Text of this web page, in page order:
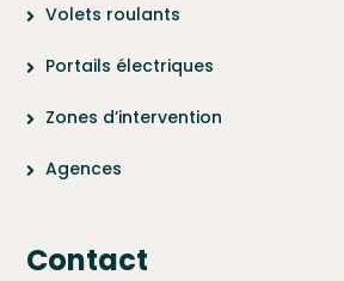
Volets roulants
Portails électriques
Zones d’intervention
Agences
Contact